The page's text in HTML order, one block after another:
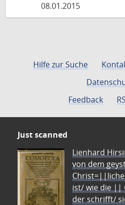
08.01.2015
Hilfe zur Suche
Feedback
Just scanned
Lienhard
von dem
ist/ wie die ||
der schrifft/